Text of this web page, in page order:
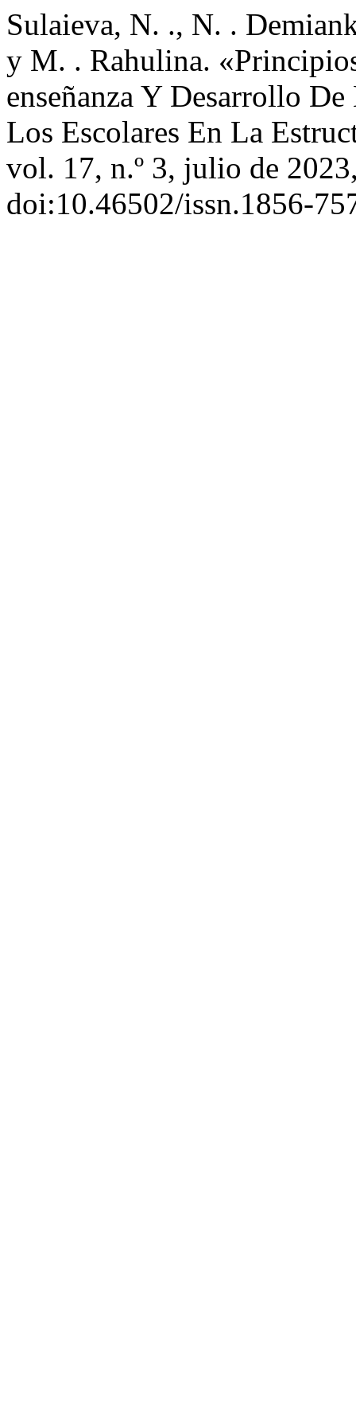
Sulaieva, N. ., N. .
y M. . Rahulina.
enseñanza Y Desarrollo
Los Escolares En La
vol. 17, n.º 3, julio de
doi:10.46502/issn.1856-